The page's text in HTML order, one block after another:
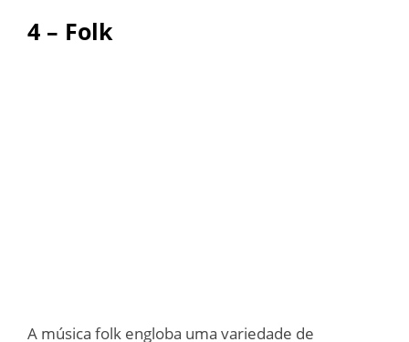
4 – Folk
A música folk engloba uma variedade de